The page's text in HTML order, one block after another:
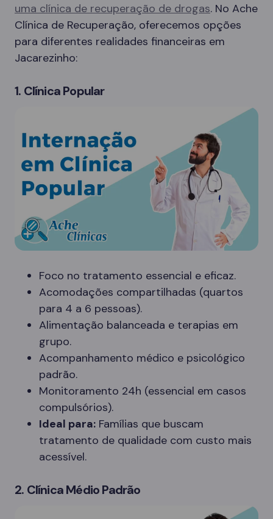
uma clínica de recuperação de drogas. No Ache
Clínica de Recuperação, oferecemos opções
para diferentes realidades financeiras em
Jacarezinho:
1. Clínica Popular
Foco no tratamento essencial e eficaz.
Acomodações compartilhadas (quartos
para 4 a 6 pessoas).
Alimentação balanceada e terapias em
grupo.
Acompanhamento médico e psicológico
padrão.
Monitoramento 24h (essencial em casos
compulsórios).
Ideal para: Famílias que buscam
tratamento de qualidade com custo mais
acessível.
2. Clínica Médio Padrão